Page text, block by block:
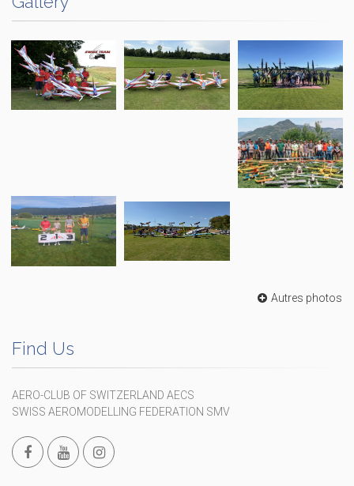
Autres photos
Find Us
AERO-CLUB OF SWITZERLAND AECS
SWISS AEROMODELLING FEDERATION SMV